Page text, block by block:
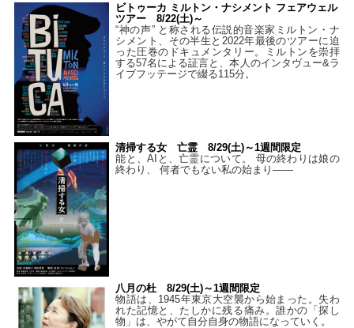
ビトゥーカ ミルトン・ナシメント フェアウェル
ツアー 8/22(土)～
“神の声” と称される伝説的音楽家ミルトン・ナ
シメント、その半生と2022年最後のツアーに迫
った圧巻のドキュメンタリー。ミルトンを崇拝
する57名による証言と、本人のインタヴュー&ラ
イブフッテージで綴る115分。
清掃する女 亡霊 8/29(土)～1週間限定
能と、AIと、亡霊について。 母の終わりは娘の
終わり、 何者でもない私の始まり――
八月の杜 8/29(土)～1週間限定
物語は、1945年東京大空襲から始まった。失わ
れた記憶と、たしかに残る痛み。誰かの「探し
物」は、やがて自分自身の物語になっていく。